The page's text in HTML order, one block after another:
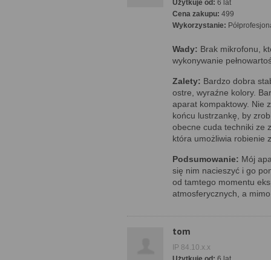
Użytkuje od: 6 lat
Cena zakupu: 499
Wykorzystanie:
Wady: Brak mikrofonu,
wykonywanie
Zalety: Bardzo dobra
ostre, wyraźne kolory.
aparat kompaktowy. Nie
końcu lustrzankę, by
obecne cuda techniki ze
która umożliwia robienie
Podsumowanie: Mój
się nim nacieszyć i go
od tamtego momentu
atmosferycznych, a
tom
IP 84.10.x.x